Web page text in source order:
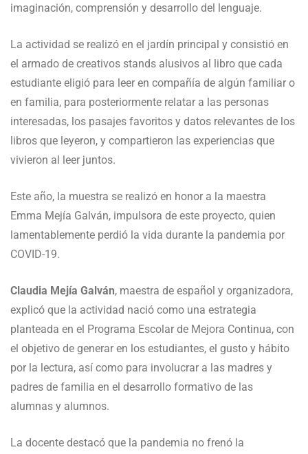
imaginación, comprensión y desarrollo del lenguaje.
La actividad se realizó en el jardín principal y consistió en
el armado de creativos stands alusivos al libro que cada
estudiante eligió para leer en compañía de algún familiar o
en familia, para posteriormente relatar a las personas
interesadas, los pasajes favoritos y datos relevantes de los
libros que leyeron, y compartieron las experiencias que
vivieron al leer juntos.
Este año, la muestra se realizó en honor a la maestra
Emma Mejía Galván, impulsora de este proyecto, quien
lamentablemente perdió la vida durante la pandemia por
COVID-19.
Claudia Mejía Galván, maestra de español y organizadora,
explicó que la actividad nació como una estrategia
planteada en el Programa Escolar de Mejora Continua, con
el objetivo de generar en los estudiantes, el gusto y hábito
por la lectura, así como para involucrar a las madres y
padres de familia en el desarrollo formativo de las
alumnas y alumnos.
La docente destacó que la pandemia no frenó la